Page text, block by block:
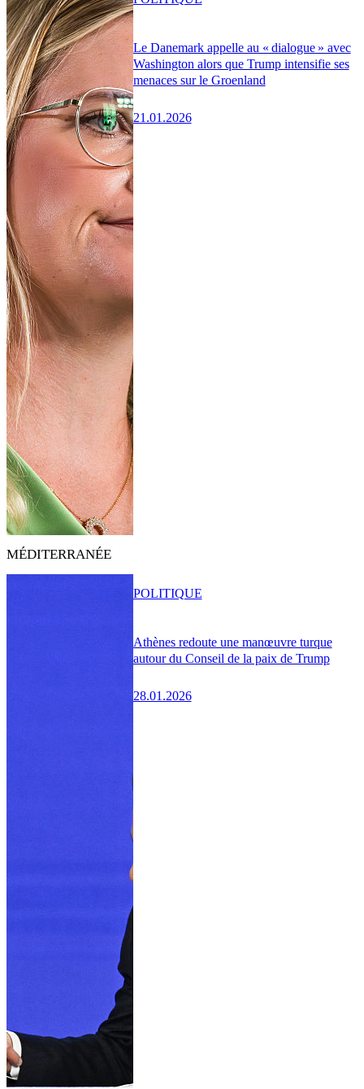
Le Danemark appelle au « dialogue » avec
Washington alors que Trump intensifie ses
menaces sur le Groenland
21.01.2026
MÉDITERRANÉE
Athènes redoute une manœuvre turque
autour du Conseil de la paix de Trump
28.01.2026
POLITIQUE